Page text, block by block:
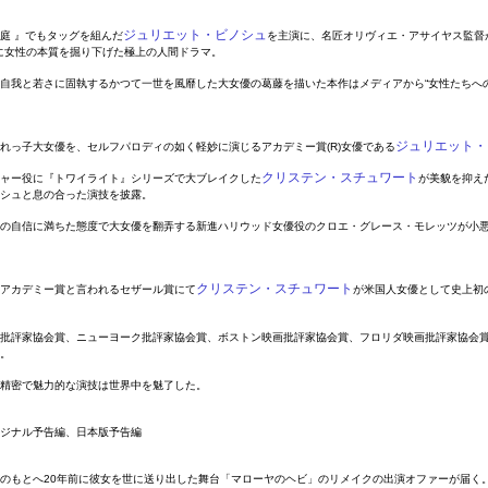
』でもタッグを組んだジュリエット・ビノシュを主演に、名匠オリヴィエ・アサイヤス監督
女性の本質を掘り下げた極上の人間ドラマ。
我と若さに固執するかつて一世を風靡した大女優の葛藤を描いた本作はメディアから“女性たちへ
っ子大女優を、セルフパロディの如く軽妙に演じるアカデミー賞(R)女優であるジュリエット
ー役に『トワイライト』シリーズで大ブレイクしたクリステン・スチュワート が美貌を抑え
ュと息の合った演技を披露。
自信に満ちた態度で大女優を翻弄する新進ハリウッド女優役のクロエ・グレース・モレッツが小
カデミー賞と言われるセザール賞にてクリステン・スチュワート が米国人女優として史上初
評家協会賞、ニューヨーク批評家協会賞、ボストン映画批評家協会賞、フロリダ映画批評家協会
密で魅力的な演技は世界中を魅了した。
ナル予告編、日本版予告編
もとへ20年前に彼女を世に送り出した舞台「マローヤのヘビ」のリメイクの出演オファーが届く